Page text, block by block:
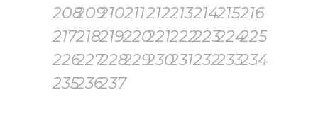
208209210211212213214215216
217218219220221222223224225
226227228229230231232233234
235236237